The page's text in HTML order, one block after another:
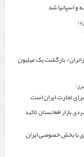
و اسپانیا شد
بازگشت یک میلیون
تجارت ایران است
بازار افغانستان تاکید
با بخش خصوصی ایران